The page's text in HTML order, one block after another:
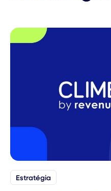
Estratégia